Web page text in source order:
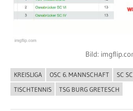
Bild:
ALLGEMEIN
KREISLIGA OSC 6. MANNSCHAFT
SC
TISCHTENNIS
TSG BURG GRETESCH